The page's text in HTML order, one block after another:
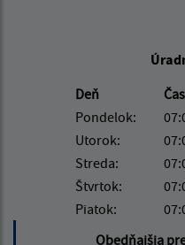
Deň
Pondelok:
Utorok:
Streda:
Štvrtok:
Piatok:
Obedňajšia